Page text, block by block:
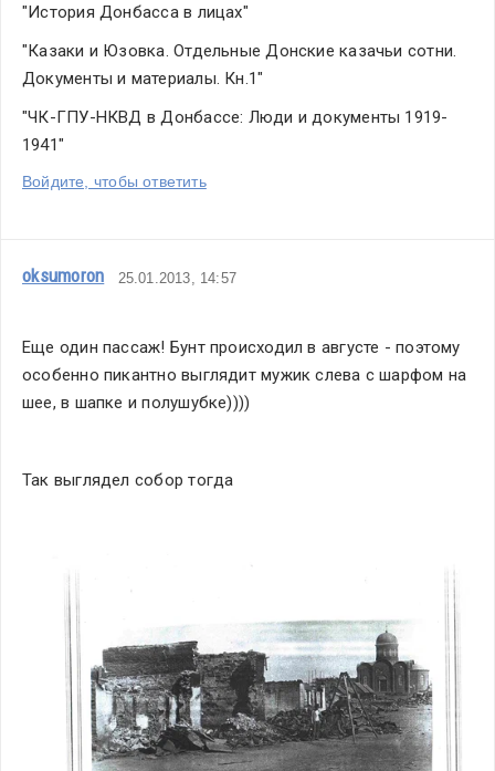
"История Донбасса в лицах"
"Казаки и Юзовка. Отдельные Донские казачьи сотни.
Документы и материалы. Кн.1"
"ЧК-ГПУ-НКВД в Донбассе: Люди и документы 1919-
1941"
Войдите, чтобы ответить
oksumoron 25.01.2013, 14:57
Еще один пассаж! Бунт происходил в августе - поэтому
особенно пикантно выглядит мужик слева с шарфом на
шее, в шапке и полушубке))))
Так выглядел собор тогда